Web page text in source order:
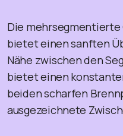
Die
bietet einen sanften
Nähe zwischen den
bietet einen
beiden scharfen
ausgezeichnete